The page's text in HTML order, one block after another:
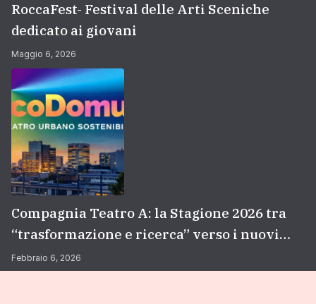
RoccaFest- Festival delle Arti Sceniche
dedicato ai giovani
Maggio 6, 2026
Compagnia Teatro A: la Stagione 2026 tra
“trasformazione e ricerca” verso i nuovi
orizzonti professionali
Febbraio 6, 2026